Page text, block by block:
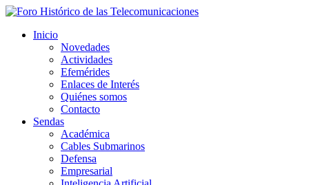
Inicio
Novedades
Actividades
Efemérides
Enlaces de Interés
Quiénes somos
Contacto
Sendas
Académica
Cables Submarinos
Defensa
Empresarial